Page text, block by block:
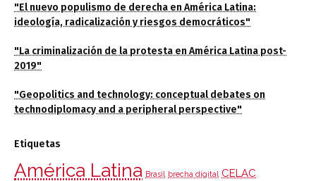
"El nuevo populismo de derecha en América Latina:
ideología, radicalización y riesgos democráticos"
"La criminalización de la protesta en América Latina post-
2019"
"Geopolitics and technology: conceptual debates on
technodiplomacy and a peripheral perspective"
Etiquetas
América Latina Brasil brecha digital CELAC